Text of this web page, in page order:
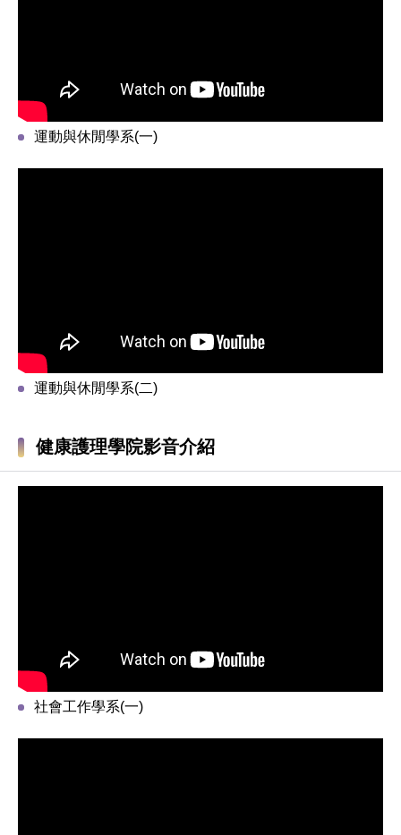
運動與休閒學系(一)
運動與休閒學系(二)
健康護理學院影音介紹
社會工作學系(一)